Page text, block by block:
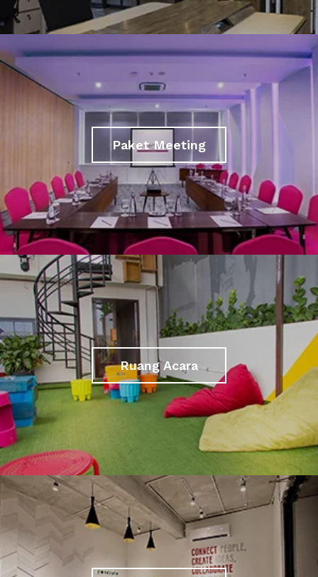
Paket Meeting
Ruang Acara